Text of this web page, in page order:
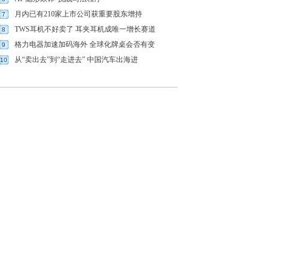
7 月内已有210家上市公司获重要股东增持
8 TWS耳机不好卖了 耳夹耳机成唯一增长赛道
9 格力电器加速加码海外 全球化牌桌会否有变
10 从“卖出去”到“走进去” 中国汽车出海进